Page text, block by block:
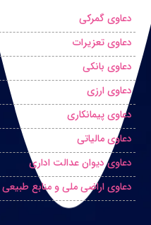
دعاوی گمرکی
دعاوی تعزیرات
دعاوی بانکی
دعاوی ارزی
دعاوی پیمانکاری
دعاوی مالیاتی
دعاوی دیوان عدالت اداری
دعاوی اراضی ملی و منابع طبیعی